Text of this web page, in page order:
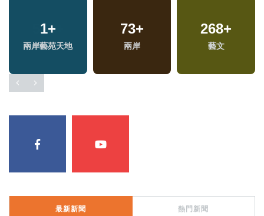
1+
兩岸藝苑天地
73+
兩岸
268+
藝文
最新新聞 熱門新聞